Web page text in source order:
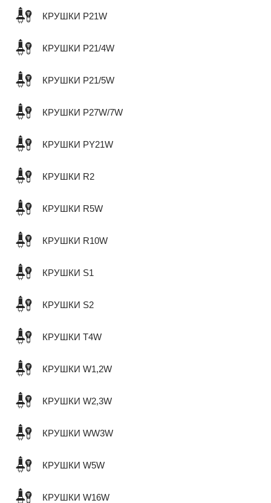
КРУШКИ P21W
КРУШКИ P21/4W
КРУШКИ P21/5W
КРУШКИ P27W/7W
КРУШКИ PY21W
КРУШКИ R2
КРУШКИ R5W
КРУШКИ R10W
КРУШКИ S1
КРУШКИ S2
КРУШКИ T4W
КРУШКИ W1,2W
КРУШКИ W2,3W
КРУШКИ WW3W
КРУШКИ W5W
КРУШКИ W16W